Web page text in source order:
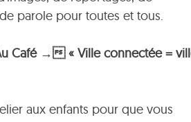
parole pour toutes et tous.
Café → « Ville connectée =
aux enfants pour que vous